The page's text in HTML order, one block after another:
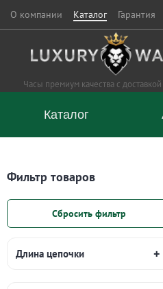
О компании Каталог Гарантия
Часы премиум качества с
Каталог
Фильтр товаров
Сбросить фильтр
Длина цепочки